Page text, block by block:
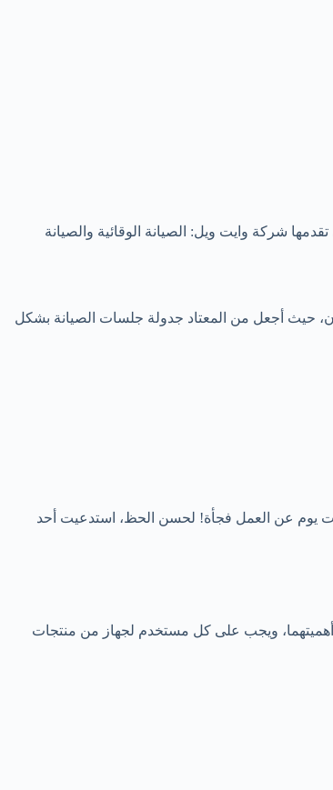
شركة وايت ويل: الصيانة الوقائية والصيانة
حيث أجعل من المعتاد جدولة جلسات الصيانة بشكل
يوم عن العمل فجأة! لحسن الحظ، استدعيت أحد
أهميتهما، ويجب على كل مستخدم لجهاز من منتجات